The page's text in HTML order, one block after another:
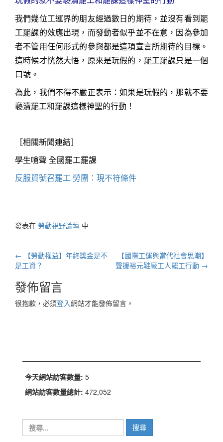
我們幾位工運界的朋友經過數日的期待，並沒有看到罷
工罷課的效應出現，而發動者似乎並不在意，因為參加
者不管用任何形式的參與都是這項宣言所期待的目標。
這時候才恍然大悟，原來是玩假的，罷工罷課只是一個
口號。
為此，我們不得不嚴正表示：如果是玩假的，那就不要
褻瀆罷工和罷課這樣神聖的行動！
［相關新聞連結］
學生嗆聲 全國罷工罷課
反服貿號召罷工 勞團：現不符條件
發表在 勞動視野論壇 中
文
章
導
航
列
← 【勞動權益】年終獎金是不
是工資？
【國際工運與當代社會思潮】
聲援裕元鞋廠工人罷工行動 →
發佈留言
很抱歉，必須登入網站才能發佈留言。
今天網站訪客數量: 5
網站訪客數量總計: 472,052
尋